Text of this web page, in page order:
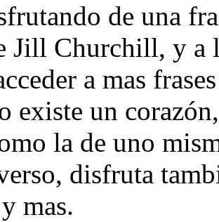
de una
Jill Churchill, y a
a mas
existe un
la de uno
disfruta
mas.